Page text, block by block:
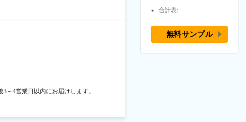
～4営業日以内にお届けします。
合計表:
無料サンプル